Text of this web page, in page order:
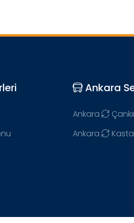
Ankara
Ankara
Ankara